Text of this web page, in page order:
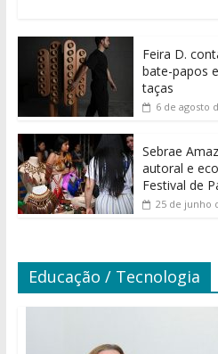
Feira D.
bate-papos
taças
6 de agosto
Sebrae
autoral e
Festival de
25 de junho
Educação / Tecnologia